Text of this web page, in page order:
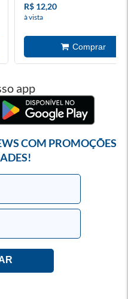
R$ 12,20
à vista
app
COM PROMOÇÕES